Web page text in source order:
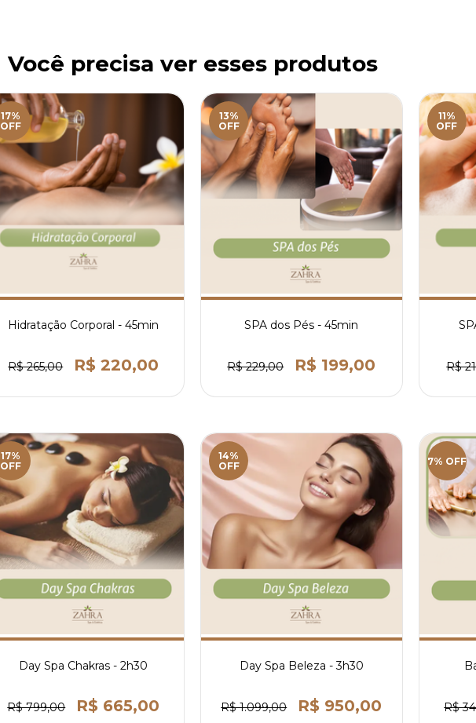
Você precisa ver esses produtos
17%
OFF
Hidratação Corporal - 45min
R$ 265,00 R$ 220,00
13%
OFF
SPA dos Pés - 45min
R$ 229,00 R$ 199,00
11%
OFF
R$
17%
OFF
Day Spa Chakras - 2h30
R$ 799,00 R$ 665,00
14%
OFF
Day Spa Beleza - 3h30
R$ 1.099,00 R$ 950,00
7% OFF
R$